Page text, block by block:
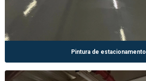
Pintura de estacionamento